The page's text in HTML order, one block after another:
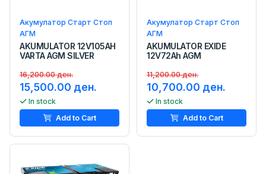
Акумулатор Старт Стоп
АГМ
AKUMULATOR 12V105AH
VARTA AGM SILVER
16,200.00 ден.
15,500.00 ден.
In stock
Add to Cart
Акумулатор Старт Стоп
АГМ
AKUMULATOR EXIDE
12V72Ah AGM
11,200.00 ден.
10,700.00 ден.
In stock
Add to Cart